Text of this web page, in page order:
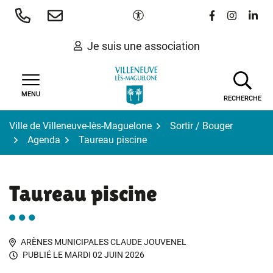
Aller
Paramètres d'accessibilité
Lien vers le
Lien vers
Lien
Je suis une association
MENU
RECHERCHE
Ville de Villeneuve-lès-Maguelone
Sortir / Bouger
Agenda
Taureau piscine
Taureau piscine
ARÈNES MUNICIPALES CLAUDE JOUVENEL
PUBLIÉ LE MARDI 02 JUIN 2026